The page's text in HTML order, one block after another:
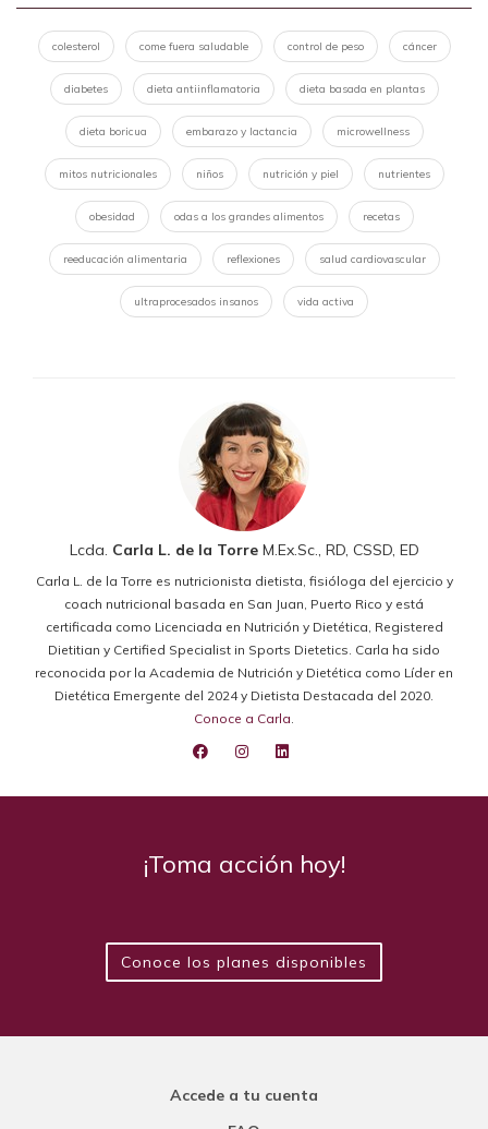
colesterol come fuera saludable control de peso cáncer
diabetes dieta antiinflamatoria dieta basada en plantas
dieta boricua embarazo y lactancia microwellness
mitos nutricionales niños nutrición y piel nutrientes
obesidad odas a los grandes alimentos recetas
reeducación alimentaria reflexiones salud cardiovascular
ultraprocesados insanos vida activa
Lcda. Carla L. de la TorreM.Ex.Sc., RD, CSSD, ED
Carla L. de la Torre es nutricionista dietista, fisióloga del ejercicio y
coach nutricional basada en San Juan, Puerto Rico y está
certificada como Licenciada en Nutrición y Dietética, Registered
Dietitian y Certified Specialist in Sports Dietetics. Carla ha sido
reconocida por la Academia de Nutrición y Dietética como Líder en
Dietética Emergente del 2024 y Dietista Destacada del 2020.
Conoce a Carla.
¡Toma acción hoy!
Conoce los planes disponibles
Accede a tu cuenta